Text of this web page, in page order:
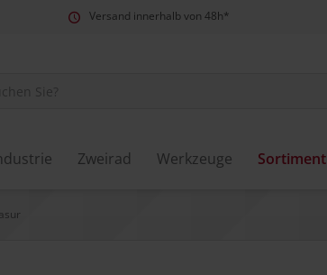
Versand innerhalb von 48h*
Zweirad Werkzeuge Sortiment